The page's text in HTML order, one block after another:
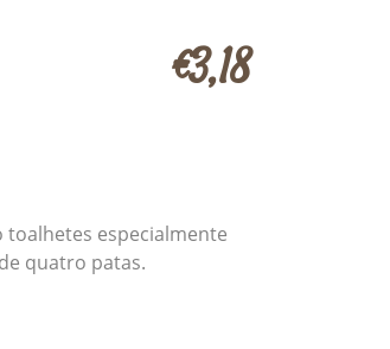
€3,18
toalhetes especialmente
quatro patas.